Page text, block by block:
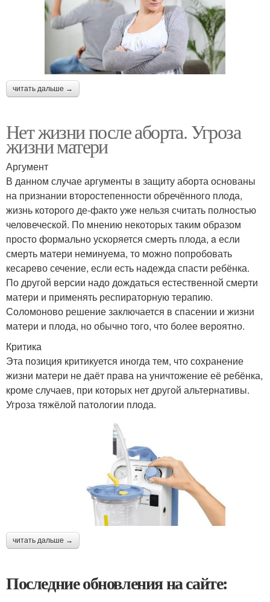
читать дальше →
Нет жизни после аборта. Угроза
жизни матери
Аргумент
В данном случае аргументы в защиту аборта основаны
на признании второстепенности обречённого плода,
жизнь которого де-факто уже нельзя считать полностью
человеческой. По мнению некоторых таким образом
просто формально ускоряется смерть плода, a если
смерть матери неминуема, то можно попробовать
кесарево сечение, если есть надежда спасти ребёнка.
По другой версии надо дождаться естественной смерти
матери и применять респираторную терапию.
Соломоново решение заключается в спасении и жизни
матери и плода, но обычно того, что более вероятно.
Критика
Эта позиция критикуется иногда тем, что сохранение
жизни матери не даёт права на уничтожение её ребёнка,
кроме случаев, при которых нет другой альтернативы.
Угроза тяжёлой патологии плода.
читать дальше →
Последние обновления на сайте: